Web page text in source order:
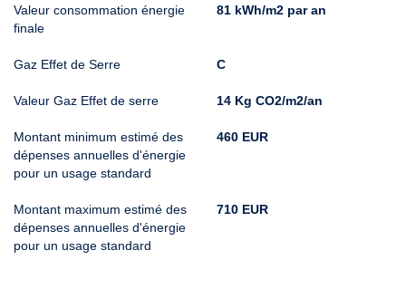
Valeur consommation énergie
finale
81 kWh/m2 par an
Gaz Effet de Serre C
Valeur Gaz Effet de serre 14 Kg CO2/m2/an
Montant minimum estimé des
dépenses annuelles d'énergie
pour un usage standard
460 EUR
Montant maximum estimé des
dépenses annuelles d'énergie
pour un usage standard
710 EUR